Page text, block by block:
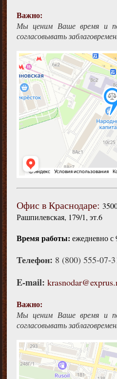
Важно:
Мы ценим Ваше время и
согласовывать
Офис в Краснодаре:
Рашпилевская, 179/1, эт.6
Время работы: ежедневно с
Телефон: 8 (800) 555-07-
E-mail:
Важно:
Мы ценим Ваше время и
согласовывать